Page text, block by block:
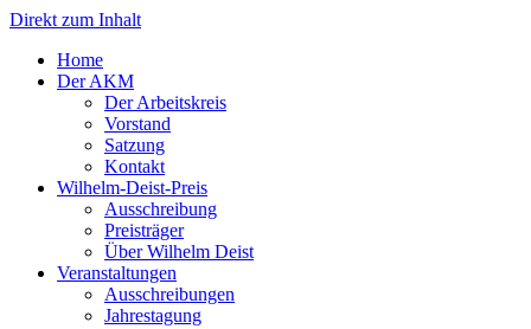
Direkt zum Inhalt
Home
Der AKM
Der Arbeitskreis
Vorstand
Satzung
Kontakt
Wilhelm-Deist-Preis
Ausschreibung
Preisträger
Über Wilhelm Deist
Veranstaltungen
Ausschreibungen
Jahrestagung